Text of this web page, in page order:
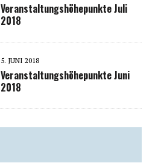
Veranstaltungshöhepunkte Juli
2018
5. JUNI 2018
Veranstaltungshöhepunkte Juni
2018